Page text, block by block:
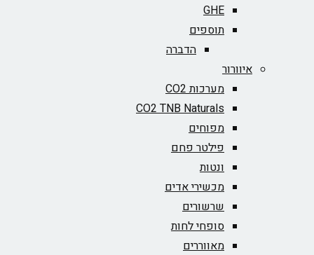
GHE
תוספים
הדברה
איוורור
מערכות CO2
CO2 TNB Naturals
מפוחים
פילטר פחם
ונטות
מכשירי אדים
שרשורים
סופחי לחות
מאווררים